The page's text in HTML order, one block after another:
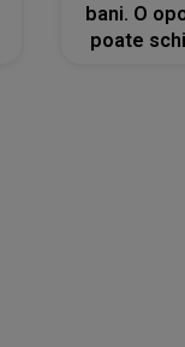
bani. O
poate